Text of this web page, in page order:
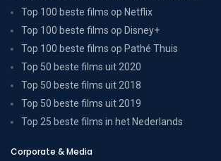
Top 100 beste films op Netflix
Top 100 beste films op Disney+
Top 100 beste films op Pathé Thuis
Top 50 beste films uit 2020
Top 50 beste films uit 2018
Top 50 beste films uit 2019
Top 25 beste films in het Nederlands
Corporate & Media